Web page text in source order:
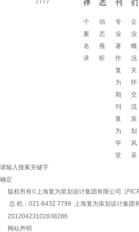
7777
伴
个
案
名
录
态
动
态
视
听
刊
专
业
著
作
复
为
期
刊
复
为
学
堂
们
企
业
概
况
关
怀
交
流
策
划
风
采
请输入搜索关键字
确定
版权所有©上海复为策划设计集团有限公司 沪
总 机：021-6432 7799 上海复为策划设计
20120423102838286
网站声明